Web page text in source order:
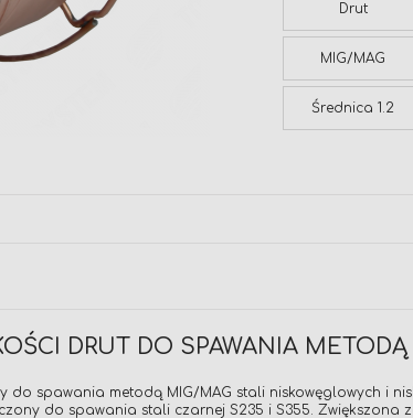
Drut
MIG/MAG
Średnica 1.2
DRUT DO SPAWANIA
spawania metodą MIG/MAG stali niskowęglowych i
do spawania stali czarnej S235 i S355. Zwiększona